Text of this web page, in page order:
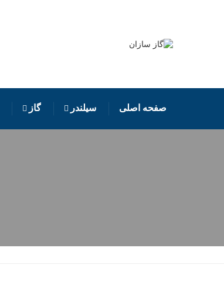
صفحه اصلی سیلندر گاز